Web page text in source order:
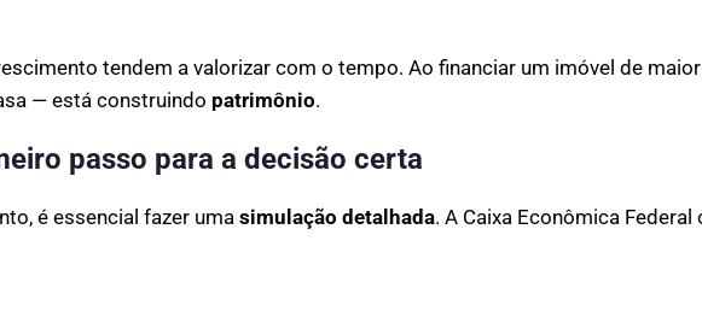
tendem a valorizar com o tempo. Ao financiar um imóvel de
— está construindo patrimônio.
passo para a decisão certa
é essencial fazer uma simulação detalhada. A Caixa Econômica Federal